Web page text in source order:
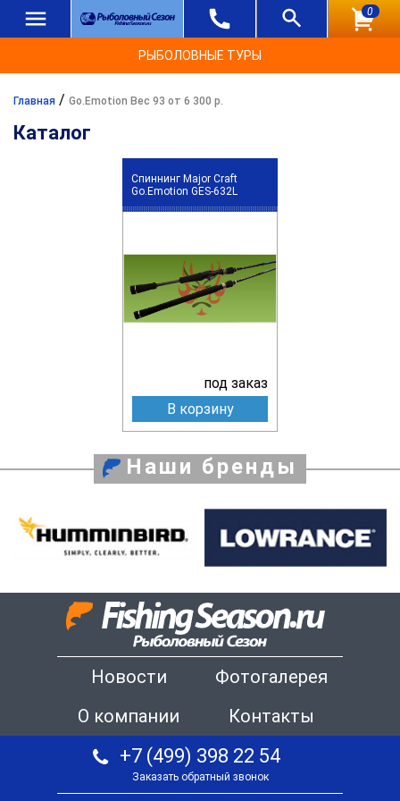
0
РЫБОЛОВНЫЕ ТУРЫ
Главная / Go.Emotion Вес 93 от 6 300 р.
Каталог
Спиннинг Major Craft
Go.Emotion GES-632L
под заказ
В корзину
Наши бренды
Новости
Фотогалерея
О компании
Контакты
+7 (499) 398 22 54
Заказать обратный звонок